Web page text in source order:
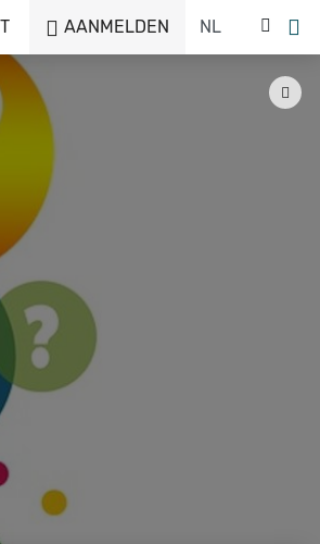
AANMELDEN